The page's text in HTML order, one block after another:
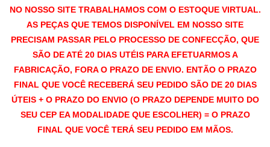
NO NOSSO SITE TRABALHAMOS COM O ESTOQUE VIRTUAL.
AS PEÇAS QUE TEMOS DISPONÍVEL EM NOSSO SITE
PRECISAM PASSAR PELO PROCESSO DE CONFECÇÃO, QUE
SÃO DE ATÉ 20 DIAS UTÉIS PARA EFETUARMOS A
FABRICAÇÃO, FORA O PRAZO DE ENVIO. ENTÃO O PRAZO
FINAL QUE VOCÊ RECEBERÁ SEU PEDIDO SÃO DE 20 DIAS
ÚTEIS + O PRAZO DO ENVIO (O PRAZO DEPENDE MUITO DO
SEU CEP EA MODALIDADE QUE ESCOLHER) = O PRAZO
FINAL QUE VOCÊ TERÁ SEU PEDIDO EM MÃOS.